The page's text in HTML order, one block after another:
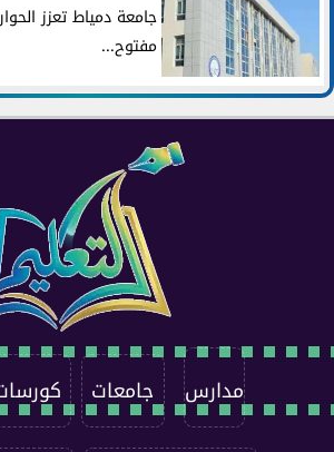
جامعة دمياط تعزز
مفتوح...
مدارس جامعات